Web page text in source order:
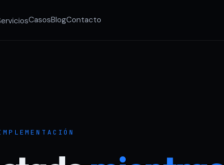
CasosBlogContacto